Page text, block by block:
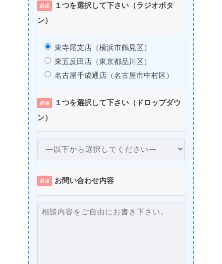
必須
１つを選択して下さい（ラジオボタ
ン）
東寺尾支店（横浜市鶴見区）
東五反田店（東京都品川区）
名古屋千成通店（名古屋市中村区）
必須
１つを選択して下さい（ドロップダウ
ン）
必須 お問い合わせ内容